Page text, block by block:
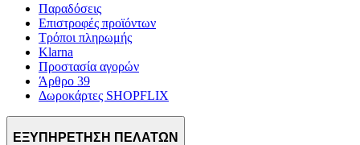
Παραδόσεις
Επιστροφές προϊόντων
Τρόποι πληρωμής
Klarna
Προστασία αγορών
Άρθρο 39
Δωροκάρτες SHOPFLIX
ΕΞΥΠΗΡΕΤΗΣΗ ΠΕΛΑΤΩΝ